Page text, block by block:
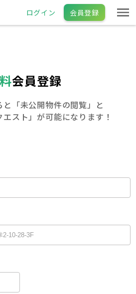
ログイン 会員登録
会員登録
「未公開物件の閲覧」と
エスト」が可能になります！